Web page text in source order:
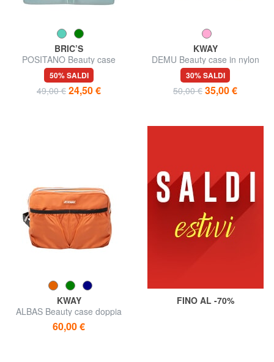
BRIC’S
POSITANO Beauty case
multitasche
50% SALDI
49,00 € 24,50 €
KWAY
DEMU Beauty case in nylon
30% SALDI
50,00 € 35,00 €
KWAY
ALBAS Beauty case doppia
zip con tasche
60,00 €
FINO AL -70%